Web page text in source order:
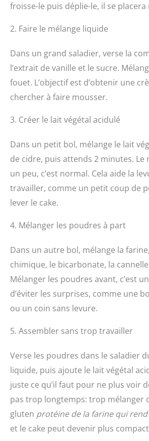
froisse-le puis déplie-le, il se placera
2. Faire le mélange liquide
Dans un grand saladier, verse la
l’extrait de vanille et le sucre.
fouet. L’objectif est d’obtenir une
chercher à faire mousser.
3. Créer le lait végétal acidulé
Dans un petit bol, mélange le lait
de cidre, puis attends 2 minutes. Le
un peu, c’est normal. Cela aide la
travailler, comme un petit coup de
lever le cake.
4. Mélanger les poudres à part
Dans un autre bol, mélange la
chimique, le bicarbonate, la
Mélanger les poudres avant, c’est
d’éviter les surprises, comme une
ou un coin sans levure.
5. Assembler sans trop travailler
Verse les poudres dans le saladier
liquide, puis ajoute le lait végétal
juste ce qu’il faut pour ne plus voir
pas trop longtemps: trop mélanger
gluten protéine de la farine qui
et le cake peut devenir plus